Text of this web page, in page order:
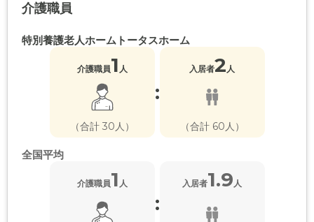
介護職員
特別養護老人ホームトータスホーム
介護職員1 人
（合計 30人）
:
入居者2人
（合計 60人）
全国平均
介護職員1 人
:
入居者1.9人